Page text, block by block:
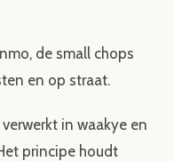
de small chops
en op straat.
in waakye en
principe houdt